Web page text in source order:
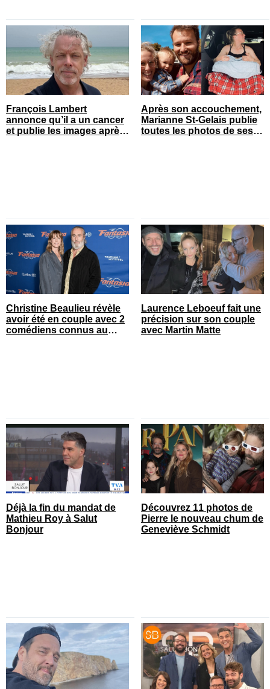
François Lambert
annonce qu’il a un cancer
et publie les images après
Après son accouchement,
Marianne St-Gelais publie
toutes les photos de ses
Christine Beaulieu révèle
avoir été en couple avec 2
comédiens connus au
Laurence Leboeuf fait une
précision sur son couple
avec Martin Matte
Déjà la fin du mandat de
Mathieu Roy à Salut
Bonjour
Découvrez 11 photos de
Pierre le nouveau chum de
Geneviève Schmidt